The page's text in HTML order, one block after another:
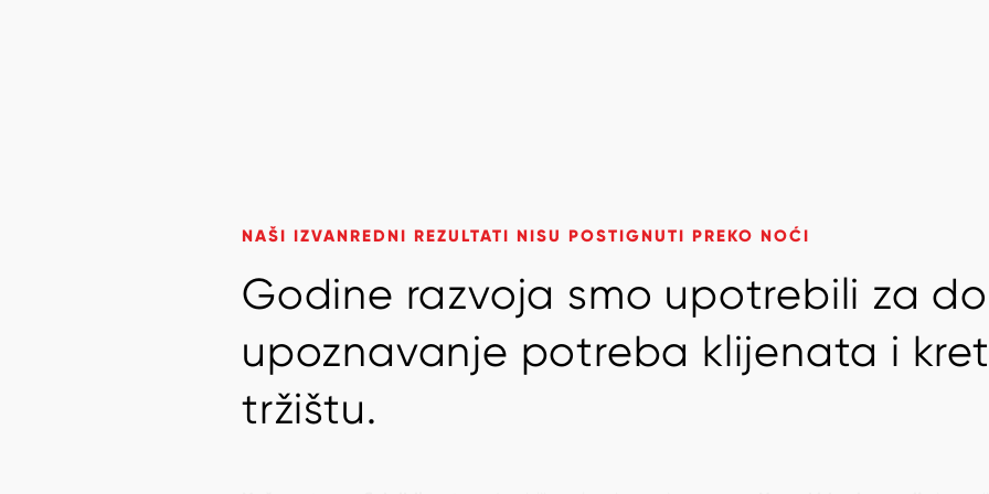
NAŠI IZVANREDNI REZULTATI NISU POSTIGNUTI PREKO NOĆI
Godine razvoja smo upotrebili za do
upoznavanje potreba klijenata i kret
tržištu.